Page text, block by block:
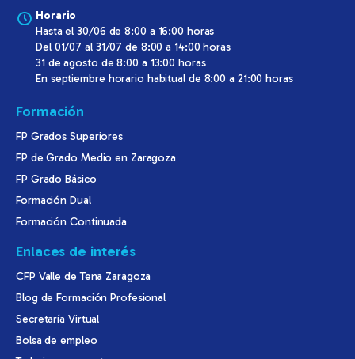
Horario
Hasta el 30/06 de 8:00 a 16:00 horas
Del 01/07 al 31/07 de 8:00 a 14:00 horas
31 de agosto de 8:00 a 13:00 horas
En septiembre horario habitual de 8:00 a 21:00 horas
Formación
FP Grados Superiores
FP de Grado Medio en Zaragoza
FP Grado Básico
Formación Dual
Formación Continuada
Enlaces de interés
CFP Valle de Tena Zaragoza
Blog de Formación Profesional
Secretaría Virtual
Bolsa de empleo